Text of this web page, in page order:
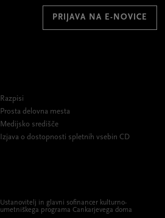
PRIJAVA NA E-NOVICE
Razpisi
Prosta delovna mesta
Medijsko središče
Izjava o dostopnosti spletnih vsebin CD
Ustanovitelj in glavni sofinancer kulturno-
umetniškega programa Cankarjevega doma